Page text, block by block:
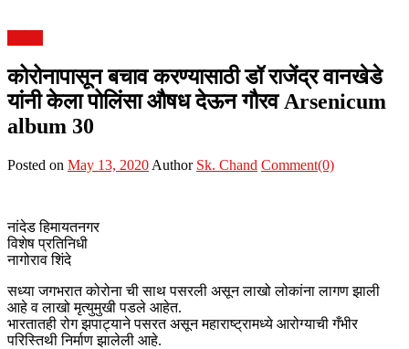
कोरोनापासून बचाव करण्यासाठी डॉ राजेंद्र वानखेडे
यांनी केला पोलिंसा औषध देऊन गौरव Arsenicum
album 30
Posted on May 13, 2020 Author Sk. Chand Comment(0)
नांदेड हिमायतनगर
विशेष प्रतिनिधी
नागोराव शिंदे
सध्या जगभरात कोरोना ची साथ पसरली असून लाखो लोकांना लागण झाली
आहे व लाखो मृत्युमुखी पडले आहेत.
भारतातही रोग झपाट्याने पसरत असून महाराष्ट्रामध्ये आरोग्याची गँभीर
परिस्तिथी निर्माण झालेली आहे.